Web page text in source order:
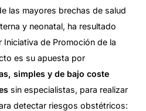
las mayores brechas de salud
y neonatal, ha resultado
de Promoción de la
es su apuesta por
simples y de bajo coste
sin especialistas, para realizar
detectar riesgos obstétricos: